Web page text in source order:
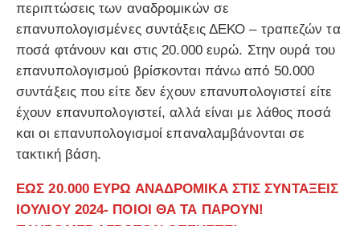
περιπτώσεις των αναδρομικών σε
επανυπολογισμένες συντάξεις ΔΕΚΟ – τραπεζών τα
ποσά φτάνουν και στις 20.000 ευρώ. Στην ουρά του
επανυπολογισμού βρίσκονται πάνω από 50.000
συντάξεις που είτε δεν έχουν επανυπολογιστεί είτε
έχουν επανυπολογιστεί, αλλά είναι με λάθος ποσά
και οι επανυπολογισμοί επαναλαμβάνονται σε
τακτική βάση.
ΕΩΣ 20.000 ΕΥΡΩ ΑΝΑΔΡΟΜΙΚΑ ΣΤΙΣ ΣΥΝΤΑΞΕΙΣ
ΙΟΥΛΙΟΥ 2024- ΠΟΙΟΙ ΘΑ ΤΑ ΠΑΡΟΥΝ!